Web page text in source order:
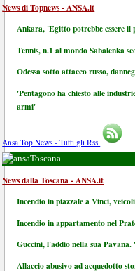
News di Topnews - ANSA.it
Ankara, 'Egitto potrebbe essere
Tennis, n.1 al mondo Sabalenka
Odessa sotto attacco russo,
'Pentagono ha chiesto alle
armi'
Ansa Top News - Tutti gli Rss
Toscana
News dalla Toscana - ANSA.it
Incendio in piazzale a Vinci,
Incendio in appartamento nel
Guccini, l'addio nella sua
Allaccio abusivo ad acquedotto